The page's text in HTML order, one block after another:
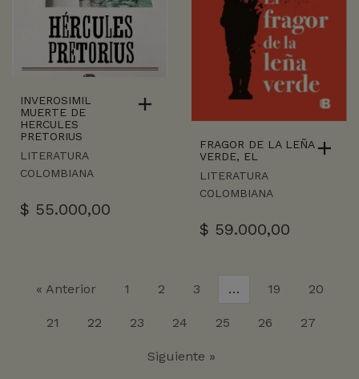
INVEROSIMIL
MUERTE DE
HERCULES
PRETORIUS
LITERATURA
COLOMBIANA
$ 55.000,00
FRAGOR DE LA LEÑA
VERDE, EL
LITERATURA
COLOMBIANA
$ 59.000,00
« Anterior 1 2 3 … 19 20
21 22 23 24 25 26 27
Siguiente »